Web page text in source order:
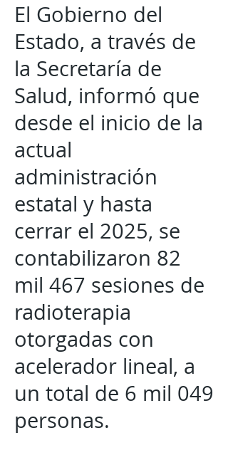
El Gobierno del
Estado, a través de
la Secretaría de
Salud, informó que
desde el inicio de la
actual
administración
estatal y hasta
cerrar el 2025, se
contabilizaron 82
mil 467 sesiones de
radioterapia
otorgadas con
acelerador lineal, a
un total de 6 mil 049
personas.